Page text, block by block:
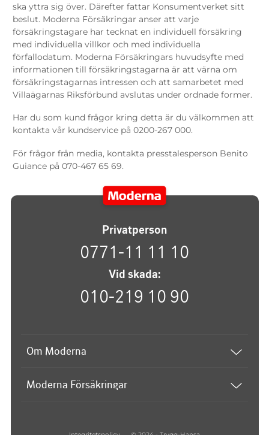
ska yttra sig över. Därefter fattar Konsumentverket sitt
beslut. Moderna Försäkringar anser att varje
försäkringstagare har tecknat en individuell försäkring
med individuella villkor och med individuella
förfallodatum. Moderna Försäkringars huvudsyfte med
informationen till försäkringstagarna är att värna om
försäkringstagarnas intressen och att samarbetet med
Villaägarnas Riksförbund avslutas under ordnade former.
Har du som kund frågor kring detta är du välkommen att
kontakta vår kundservice på 0200-267 000.
För frågor från media, kontakta presstalesperson Benito
Guiance på 070-467 65 69.
Privatperson
0771-11 11 10
Vid skada:
010-219 10 90
Om Moderna
Moderna Försäkringar
Bilsport & MC